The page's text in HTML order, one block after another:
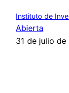
Instituto de
Abierta
31 de julio de